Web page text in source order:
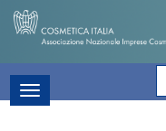
Toggle
navigation